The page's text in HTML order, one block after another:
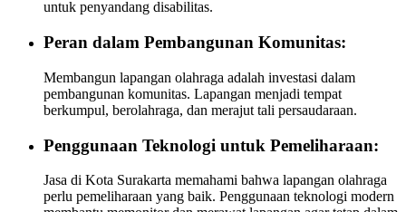
untuk penyandang disabilitas.
Peran dalam Pembangunan Komunitas:
Membangun lapangan olahraga adalah investasi dalam
pembangunan komunitas. Lapangan menjadi tempat
berkumpul, berolahraga, dan merajut tali persaudaraan.
Penggunaan Teknologi untuk Pemeliharaan:
Jasa di Kota Surakarta memahami bahwa lapangan olahraga
perlu pemeliharaan yang baik. Penggunaan teknologi modern